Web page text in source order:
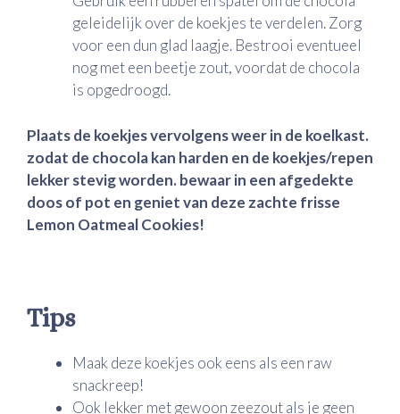
geleidelijk over de koekjes te verdelen. Zorg
voor een dun glad laagje. Bestrooi eventueel
nog met een beetje zout, voordat de chocola
is opgedroogd.
Plaats de koekjes vervolgens weer in de koelkast.
zodat de chocola kan harden en de koekjes/repen
lekker stevig worden. bewaar in een afgedekte
doos of pot en geniet van deze zachte frisse
Lemon Oatmeal Cookies!
Tips
Maak deze koekjes ook eens als een raw
snackreep!
Ook lekker met gewoon zeezout als je geen